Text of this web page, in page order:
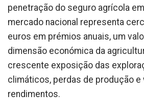
penetração do seguro agrícola
mercado nacional representa
euros em prémios anuais, um
dimensão económica da
crescente exposição das
climáticos, perdas de produção e
rendimentos.